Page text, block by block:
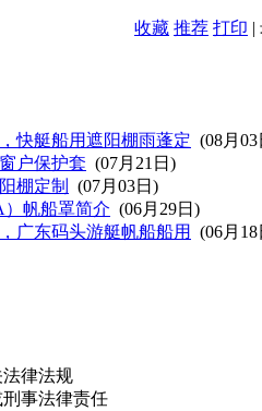
收藏 推荐 打印 |
快艇船用遮阳棚雨蓬定 (08月03
户保护套 (07月21日)
棚定制
(07月03日)
帆船罩简介 (06月29日)
广东码头游艇帆船船用
(06月18
律法规
事法律责任